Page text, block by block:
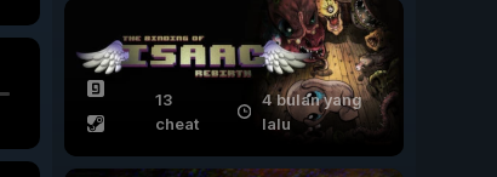
13
cheat
4 bulan yang
lalu